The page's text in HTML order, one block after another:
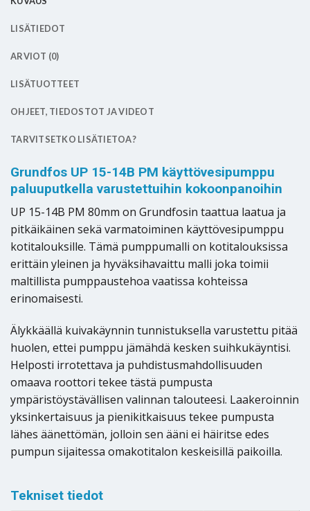
LISÄTIEDOT
ARVIOT (0)
LISÄTUOTTEET
OHJEET, TIEDOSTOT JA VIDEOT
TARVITSETKO LISÄTIETOA?
Grundfos UP 15-14B PM käyttövesipumppu
paluuputkella varustettuihin kokoonpanoihin
UP 15-14B PM 80mm on Grundfosin taattua laatua ja
pitkäikäinen sekä varmatoiminen käyttövesipumppu
kotitalouksille. Tämä pumppumalli on kotitalouksissa
erittäin yleinen ja hyväksihavaittu malli joka toimii
maltillista pumppaustehoa vaatissa kohteissa
erinomaisesti.
Älykkäällä kuivakäynnin tunnistuksella varustettu pitää
huolen, ettei pumppu jämähdä kesken suihkukäyntisi.
Helposti irrotettava ja puhdistusmahdollisuuden
omaava roottori tekee tästä pumpusta
ympäristöystävällisen valinnan talouteesi. Laakeroinnin
yksinkertaisuus ja pienikitkaisuus tekee pumpusta
lähes äänettömän, jolloin sen ääni ei häiritse edes
pumpun sijaitessa omakotitalon keskeisillä paikoilla.
Tekniset tiedot